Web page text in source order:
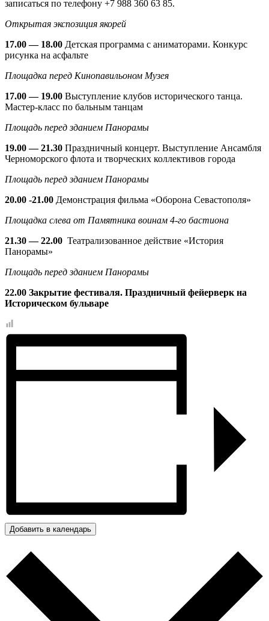
записаться по телефону +7 988 360 63 85.
Открытая экспозиция якорей
17.00 — 18.00 Детская программа с аниматорами. Конкурс
рисунка на асфальте
Площадка перед Кинопавильоном Музея
17.00 — 19.00 Выступление клубов исторического танца.
Мастер-класс по бальным танцам
Площадь перед зданием Панорамы
19.00 — 21.30 Праздничный концерт. Выступление Ансамбля
Черноморского флота и творческих коллективов города
Площадь перед зданием Панорамы
20.00 -21.00 Демонстрация фильма «Оборона Севастополя»
Площадка слева от Памятника воинам 4-го бастиона
21.30 — 22.00 Театрализованное действие «История
Панорамы»
Площадь перед зданием Панорамы
22.00 Закрытие фестиваля. Праздничный фейерверк на
Историческом бульваре
Добавить в календарь